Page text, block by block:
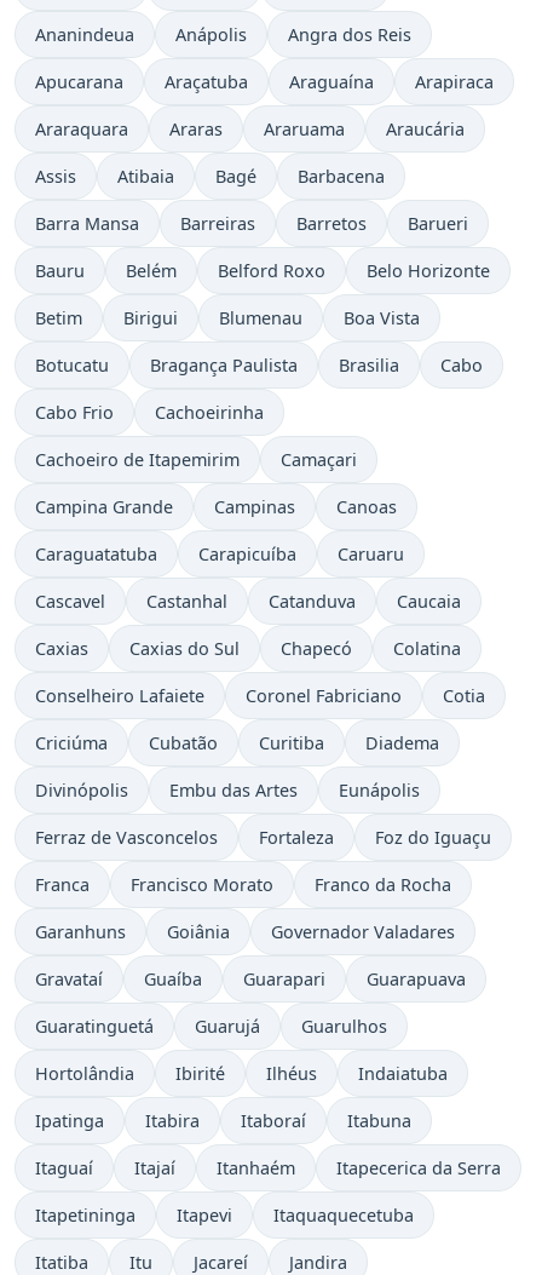
Ananindeua Anápolis Angra dos Reis
Apucarana Araçatuba Araguaína Arapiraca
Araraquara Araras Araruama Araucária
Assis Atibaia Bagé Barbacena
Barra Mansa Barreiras Barretos Barueri
Bauru Belém Belford Roxo Belo Horizonte
Betim Birigui Blumenau Boa Vista
Botucatu Bragança Paulista Brasilia Cabo
Cabo Frio Cachoeirinha
Cachoeiro de Itapemirim Camaçari
Campina Grande Campinas Canoas
Caraguatatuba Carapicuíba Caruaru
Cascavel Castanhal Catanduva Caucaia
Caxias Caxias do Sul Chapecó Colatina
Conselheiro Lafaiete Coronel Fabriciano Cotia
Criciúma Cubatão Curitiba Diadema
Divinópolis Embu das Artes Eunápolis
Ferraz de Vasconcelos Fortaleza Foz do Iguaçu
Franca Francisco Morato Franco da Rocha
Garanhuns Goiânia Governador Valadares
Gravataí Guaíba Guarapari Guarapuava
Guaratinguetá Guarujá Guarulhos
Hortolândia Ibirité Ilhéus Indaiatuba
Ipatinga Itabira Itaboraí Itabuna
Itaguaí Itajaí Itanhaém Itapecerica da Serra
Itapetininga Itapevi Itaquaquecetuba
Itatiba Itu Jacareí Jandira